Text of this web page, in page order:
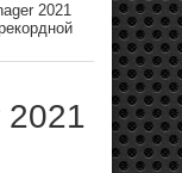
2021
2021